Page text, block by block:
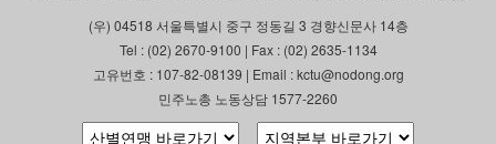
(우) 04518 서울특별시 중구 정동길 3 경향신문사 14층
Tel : (02) 2670-9100 | Fax : (02) 2635-1134
고유번호 : 107-82-08139 | Email : kctu@nodong.org
민주노총 노동상담 1577-2260